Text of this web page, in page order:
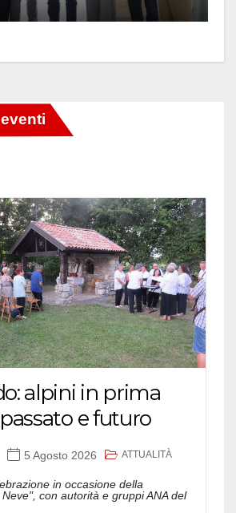
alpini in prima
e futuro
5 Agosto 2026 ATTUALITÀ
in occasione della
con autorità e gruppi ANA del